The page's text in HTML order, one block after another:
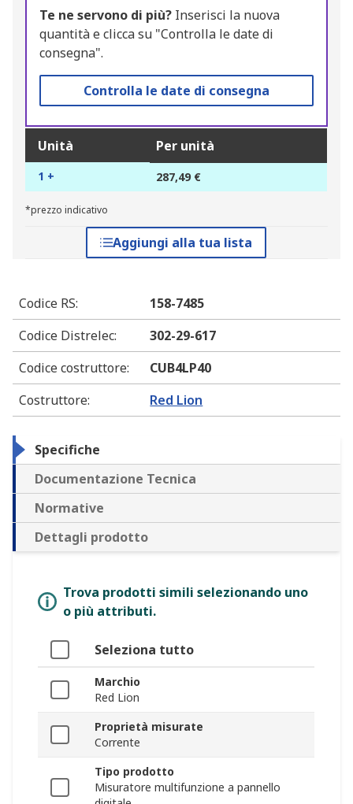
Te ne servono di più? Inserisci la nuova
quantità e clicca su "Controlla le date di
consegna".
Controlla le date di consegna
Unità Per unità
1 + 287,49 €
*prezzo indicativo
Aggiungi alla tua lista
Codice RS:
158-7485
Codice Distrelec:
302-29-617
Codice costruttore:
CUB4LP40
Costruttore: Red Lion
Specifiche
Documentazione Tecnica
Normative
Dettagli prodotto
Trova prodotti simili selezionando uno
o più attributi.
Seleziona tutto
Marchio
Red Lion
Proprietà misurate
Corrente
Tipo prodotto
Misuratore multifunzione a pannello